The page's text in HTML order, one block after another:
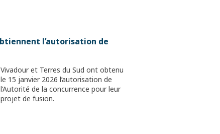
l’autorisation de
Vivadour et Terres du Sud ont obtenu
le 15 janvier 2026 l’autorisation de
l’Autorité de la concurrence pour leur
projet de fusion.​